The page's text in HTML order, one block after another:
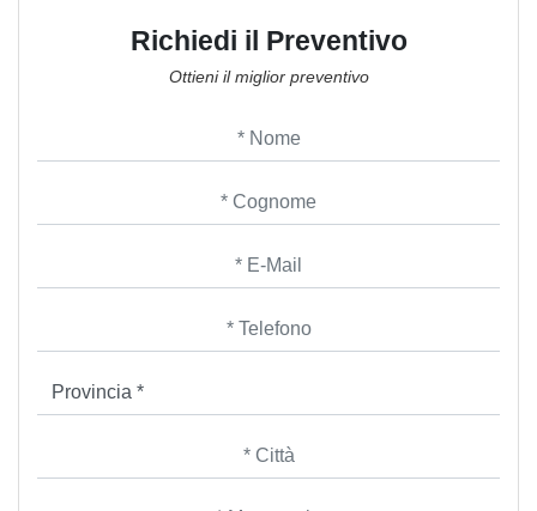
Richiedi il Preventivo
Ottieni il miglior preventivo